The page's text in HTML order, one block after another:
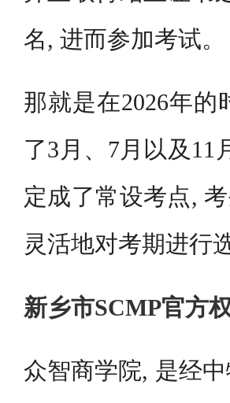
名, 进而参加考试。
那就是在2026年的
了3月、7月以及11
定成了常设考点,
灵活地对考期进行
新乡市SCMP官方
众智商学院, 是经